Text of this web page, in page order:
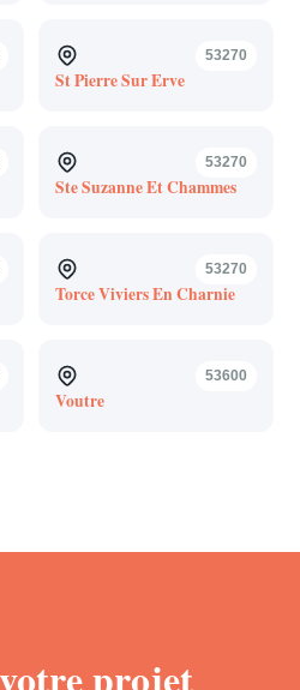
53270
St Pierre Sur Erve
53270
Ste Suzanne Et Chammes
53270
Torce Viviers En Charnie
53600
Voutre
projet